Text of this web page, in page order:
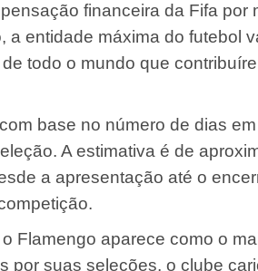
financeira da Fifa por
a entidade máxima do futebol
todo o mundo que
base no número de dias
A estimativa é de
a apresentação até o
Flamengo aparece como o
por suas seleções, o clube